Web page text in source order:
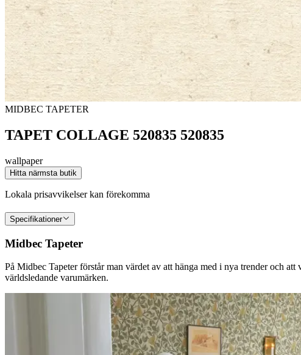
MIDBEC TAPETER
TAPET COLLAGE 520835 520835
wallpaper
Hitta närmsta butik
Lokala prisavvikelser kan förekomma
Specifikationer
Midbec Tapeter
På Midbec Tapeter förstår man värdet av att hänga med i nya trender och
världsledande varumärken.